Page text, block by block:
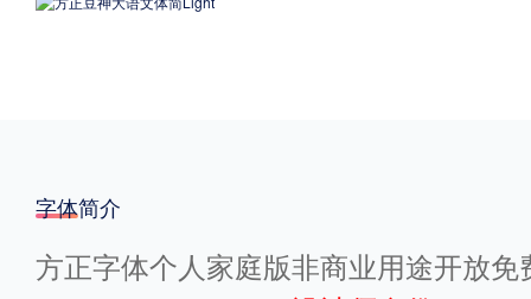
格式
字体简介
方正字体个人家庭版非商业用途开放免